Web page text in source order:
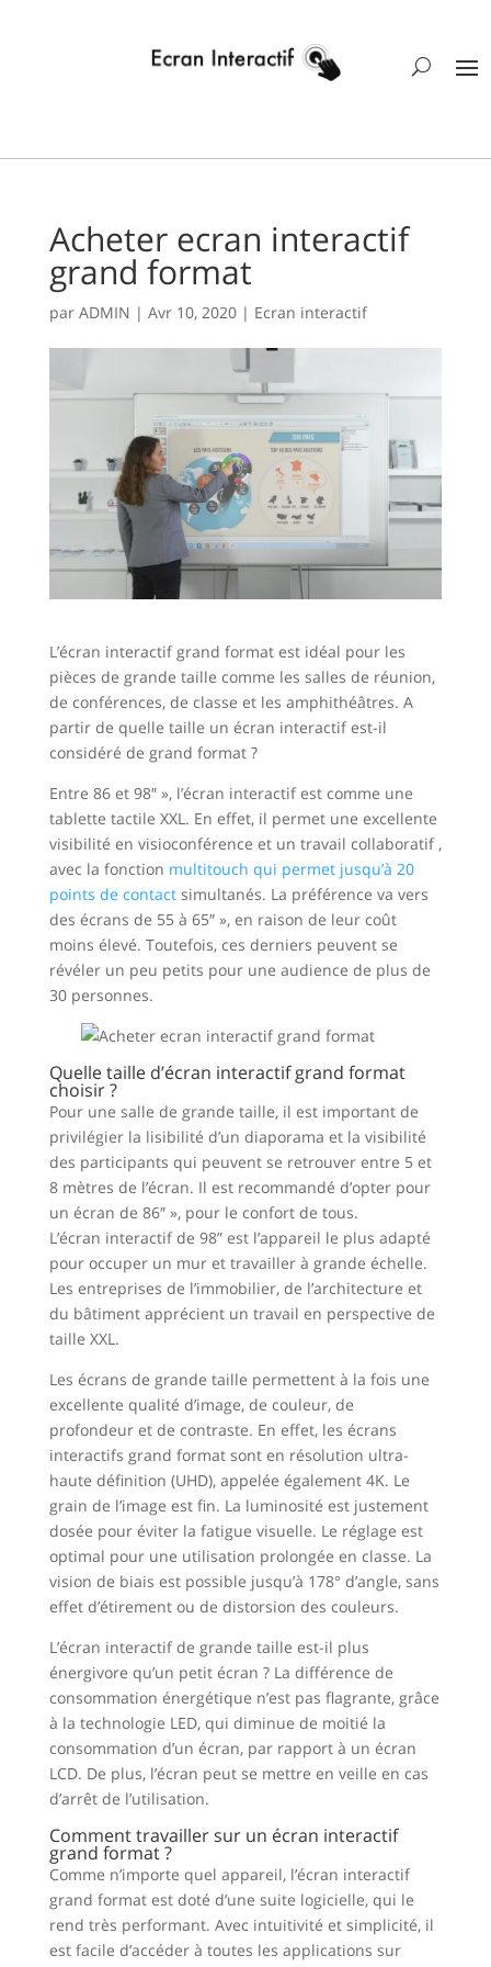
Acheter ecran interactif
grand format
par ADMIN | Avr 10, 2020| Ecran interactif
L’écran interactif grand format est idéal pour les
pièces de grande taille comme les salles de réunion,
de conférences, de classe et les amphithéâtres. A
partir de quelle taille un écran interactif est-il
considéré de grand format ?
Entre 86 et 98″ », l’écran interactif est comme une
tablette tactile XXL. En effet, il permet une excellente
visibilité en visioconférence et un travail collaboratif ,
avec la fonction multitouch qui permet jusqu’à 20
points de contactsimultanés. La préférence va vers
des écrans de 55 à 65″ », en raison de leur coût
moins élevé. Toutefois, ces derniers peuvent se
révéler un peu petits pour une audience de plus de
30 personnes.
Quelle taille d’écran interactif grand format
choisir ?
Pour une salle de grande taille, il est important de
privilégier la lisibilité d’un diaporama et la visibilité
des participants qui peuvent se retrouver entre 5 et
8 mètres de l’écran. Il est recommandé d’opter pour
un écran de 86″ », pour le confort de tous.
L’écran interactif de 98” est l’appareil le plus adapté
pour occuper un mur et travailler à grande échelle.
Les entreprises de l’immobilier, de l’architecture et
du bâtiment apprécient un travail en perspective de
taille XXL.
Les écrans de grande taille permettent à la fois une
excellente qualité d’image, de couleur, de
profondeur et de contraste. En effet, les écrans
interactifs grand format sont en résolution ultra-
haute définition (UHD), appelée également 4K. Le
grain de l’image est fin. La luminosité est justement
dosée pour éviter la fatigue visuelle. Le réglage est
optimal pour une utilisation prolongée en classe. La
vision de biais est possible jusqu’à 178° d’angle, sans
effet d’étirement ou de distorsion des couleurs.
L’écran interactif de grande taille est-il plus
énergivore qu’un petit écran ? La différence de
consommation énergétique n’est pas flagrante, grâce
à la technologie LED, qui diminue de moitié la
consommation d’un écran, par rapport à un écran
LCD. De plus, l’écran peut se mettre en veille en cas
d’arrêt de l’utilisation.
Comment travailler sur un écran interactif
grand format ?
Comme n’importe quel appareil, l’écran interactif
grand format est doté d’une suite logicielle, qui le
rend très performant. Avec intuitivité et simplicité, il
est facile d’accéder à toutes les applications sur